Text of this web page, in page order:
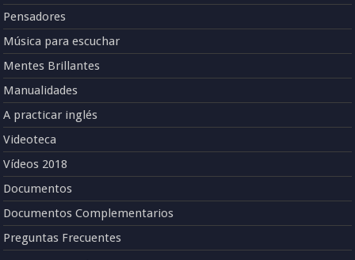
Pensadores
Música para escuchar
Mentes Brillantes
Manualidades
A practicar inglés
Videoteca
Vídeos 2018
Documentos
Documentos Complementarios
Preguntas Frecuentes